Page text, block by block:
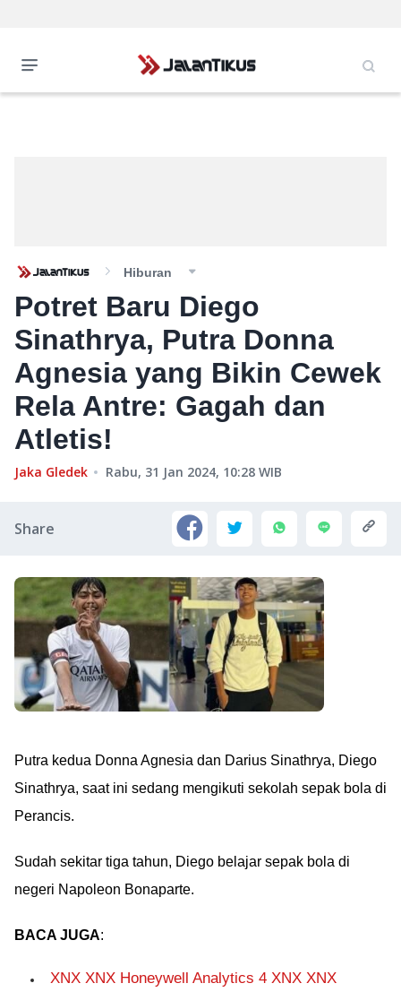
Hiburan
Potret Baru Diego
Sinathrya, Putra Donna
Agnesia yang Bikin Cewek
Rela Antre: Gagah dan
Atletis!
Jaka Gledek Rabu, 31 Jan 2024, 10:28 WIB
Share
Putra kedua Donna Agnesia dan Darius Sinathrya, Diego
Sinathrya, saat ini sedang mengikuti sekolah sepak bola di
Perancis.
Sudah sekitar tiga tahun, Diego belajar sepak bola di
negeri Napoleon Bonaparte.
BACA JUGA:
XNX XNX Honeywell Analytics 4 XNX XNX